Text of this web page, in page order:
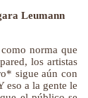
Leumann
norma que
los artistas
sigue aún con
eso a la gente le